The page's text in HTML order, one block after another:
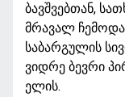
ბავშვებთან,
მრავალ
საბარგულის
ვიდრე ბევრი
ელის.